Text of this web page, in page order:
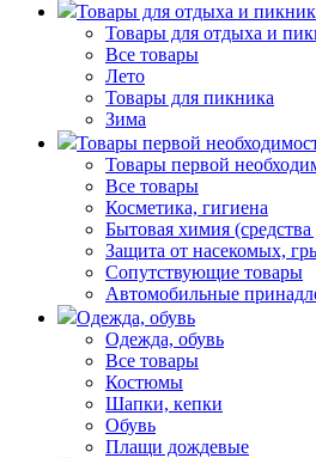
Товары для отдыха и
Товары для отдыха и
Все товары
Лето
Товары для пикника
Зима
Товары первой
Товары первой
Все товары
Косметика, гигиена
Бытовая химия
Защита от насекомых,
Сопутствующие товары
Автомобильные
Одежда, обувь
Одежда, обувь
Все товары
Костюмы
Шапки, кепки
Обувь
Плащи дождевые